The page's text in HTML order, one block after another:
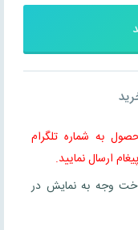
به شماره تلگرام
وجه به نمایش در